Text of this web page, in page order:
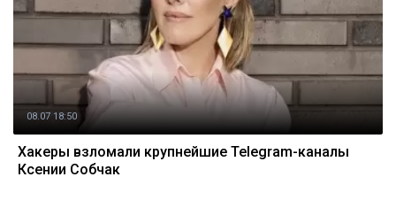
08.07 18:50
Хакеры взломали крупнейшие Telegram-каналы
Ксении Собчак